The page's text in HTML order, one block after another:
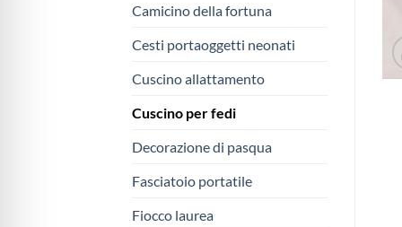
Camicino della fortuna
Cesti portaoggetti neonati
Cuscino allattamento
Cuscino per fedi
Decorazione di pasqua
Fasciatoio portatile
Fiocco laurea